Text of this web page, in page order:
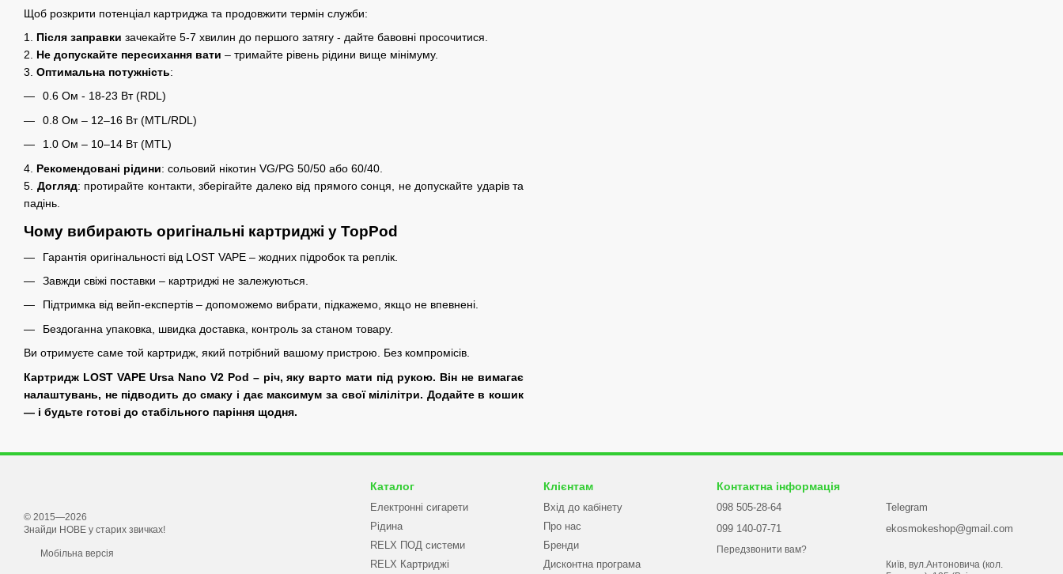
Щоб розкрити потенціал картриджа та продовжити термін служби:
1. Після заправки зачекайте 5-7 хвилин до першого затягу - дайте бавовні просочитися.
2. Не допускайте пересихання вати – тримайте рівень рідини вище мінімуму.
3. Оптимальна потужність:
0.6 Ом - 18-23 Вт (RDL)
0.8 Ом – 12–16 Вт (MTL/RDL)
1.0 Ом – 10–14 Вт (MTL)
4. Рекомендовані рідини: сольовий нікотин VG/PG 50/50 або 60/40.
5. Догляд: протирайте контакти, зберігайте далеко від прямого сонця, не допускайте ударів та
падінь.
Чому вибирають оригінальні картриджі у TopPod
Гарантія оригінальності від LOST VAPE – жодних підробок та реплік.
Завжди свіжі поставки – картриджі не залежуються.
Підтримка від вейп-експертів – допоможемо вибрати, підкажемо, якщо не впевнені.
Бездоганна упаковка, швидка доставка, контроль за станом товару.
Ви отримуєте саме той картридж, який потрібний вашому пристрою. Без компромісів.
Картридж LOST VAPE Ursa Nano V2 Pod – річ, яку варто мати під рукою. Він не вимагає
налаштувань, не підводить до смаку і дає максимум за свої мілілітри. Додайте в кошик
— і будьте готові до стабільного паріння щодня.
© 2015—2026
Знайди НОВЕ у старих звичках!
Мобільна версія
Каталог
Електронні сигарети
Рідина
RELX ПОД системи
RELX Картриджі
Клієнтам
Вхід до кабінету
Про нас
Бренди
Дисконтна програма
Контактна інформація
098 505-28-64
099 140-07-71
Передзвонити вам?
Telegram
ekosmokeshop@gmail.com
Київ, вул.Антоновича (кол.